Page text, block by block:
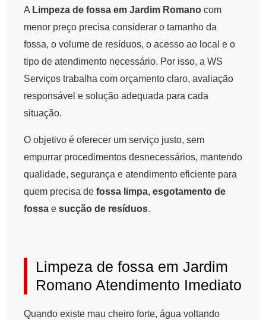
A Limpeza de fossa em Jardim Romano com
menor preço precisa considerar o tamanho da
fossa, o volume de resíduos, o acesso ao local e o
tipo de atendimento necessário. Por isso, a WS
Serviços trabalha com orçamento claro, avaliação
responsável e solução adequada para cada
situação.
O objetivo é oferecer um serviço justo, sem
empurrar procedimentos desnecessários, mantendo
qualidade, segurança e atendimento eficiente para
quem precisa de fossa limpa, esgotamento de
fossa e sucção de resíduos.
Limpeza de fossa em Jardim
Romano Atendimento Imediato
Quando existe mau cheiro forte, água voltando